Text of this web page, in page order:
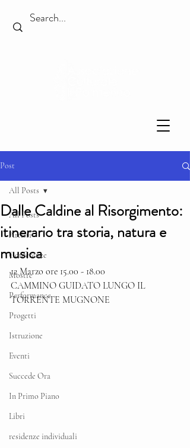
Post
All Posts
Artisti
Conferenze
Mostre
Performance
Progetti
Istruzione
Eventi
Succede Ora
In Primo Piano
Libri
residenze individuali
All Posts
Dalle Caldine al Risorgimento:
itinerario tra storia, natura e
musica
12 Marzo ore 15.00 - 18.00
CAMMINO GUIDATO LUNGO IL
TORRENTE MUGNONE